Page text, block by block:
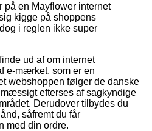
på en Mayflower internet
kigge på shoppens
i reglen ikke super
ud af om internet
e-mærket, som er en
webshoppen følger de danske
efterses af sagkyndige
Derudover tilbydes du
såfremt du får
med din ordre.